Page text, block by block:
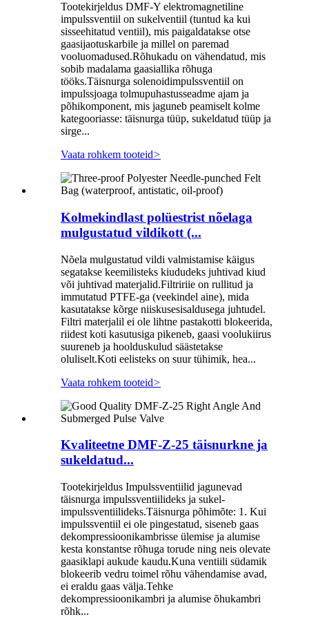
Tootekirjeldus DMF-Y elektromagnetiline
impulssventiil on sukelventiil (tuntud ka kui
sisseehitatud ventiil), mis paigaldatakse otse
gaasijaotuskarbile ja millel on paremad
vooluomadused.Rõhukadu on vähendatud, mis
sobib madalama gaasiallika rõhuga
tööks.Täisnurga solenoidimpulssventiil on
impulssjoaga tolmupuhastusseadme ajam ja
põhikomponent, mis jaguneb peamiselt kolme
kategooriasse: täisnurga tüüp, sukeldatud tüüp ja
sirge...
Vaata rohkem tooteid>
Kolmekindlast polüestrist nõelaga
mulgustatud vildikott (...
Nõela mulgustatud vildi valmistamise käigus
segatakse keemilisteks kiududeks juhtivad kiud
või juhtivad materjalid.Filtririie on rullitud ja
immutatud PTFE-ga (veekindel aine), mida
kasutatakse kõrge niiskusesisaldusega juhtudel.
Filtri materjalil ei ole lihtne pastakotti blokeerida,
riidest koti kasutusiga pikeneb, gaasi voolukiirus
suureneb ja hoolduskulud säästetakse
oluliselt.Koti eelisteks on suur tühimik, hea...
Vaata rohkem tooteid>
Kvaliteetne DMF-Z-25 täisnurkne ja
sukeldatud...
Tootekirjeldus Impulssventiilid jagunevad
täisnurga impulssventiilideks ja sukel-
impulssventiilideks.Täisnurga põhimõte: 1. Kui
impulssventiil ei ole pingestatud, siseneb gaas
dekompressioonikambrisse ülemise ja alumise
kesta konstantse rõhuga torude ning neis olevate
gaasiklapi aukude kaudu.Kuna ventiili südamik
blokeerib vedru toimel rõhu vähendamise avad,
ei eraldu gaas välja.Tehke
dekompressioonikambri ja alumise õhukambri
rõhk...